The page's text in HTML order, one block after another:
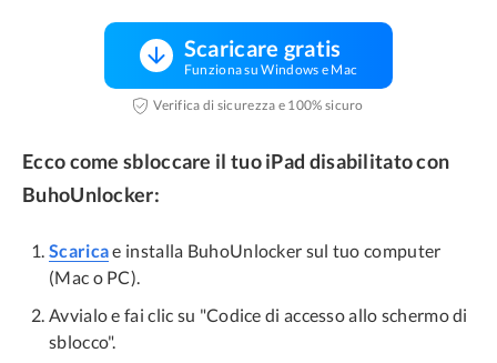
Scaricare gratis
Funziona su Windows e Mac
Verifica di sicurezza e 100% sicuro
Ecco come sbloccare il tuo iPad disabilitato con
BuhoUnlocker:
Scaricae installa BuhoUnlocker sul tuo computer
(Mac o PC).
Avvialo e fai clic su "Codice di accesso allo schermo di
sblocco".